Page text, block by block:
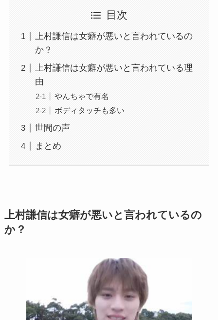
目次
上村謙信は女癖が悪いと言われているの
か？
上村謙信は女癖が悪いと言われている理
由
やんちゃで有名
ボディタッチも多い
世間の声
まとめ
上村謙信は女癖が悪いと言われているの
か？